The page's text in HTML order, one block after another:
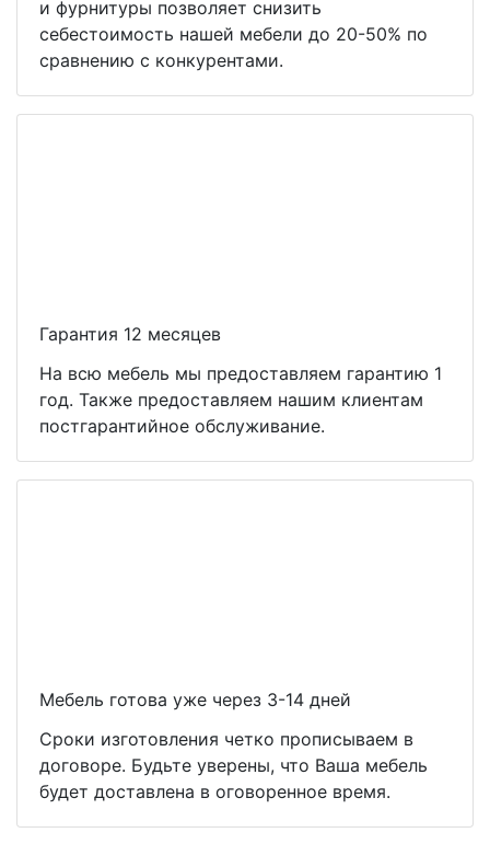
и фурнитуры позволяет снизить
себестоимость нашей мебели до 20-50% по
сравнению с конкурентами.
Гарантия 12 месяцев
На всю мебель мы предоставляем гарантию 1
год. Также предоставляем нашим клиентам
постгарантийное обслуживание.
Мебель готова уже через 3-14 дней
Сроки изготовления четко прописываем в
договоре. Будьте уверены, что Ваша мебель
будет доставлена в оговоренное время.